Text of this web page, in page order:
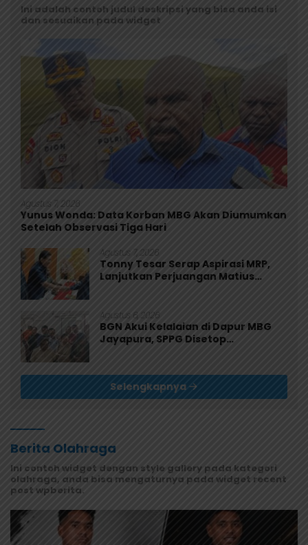
Ini adalah contoh judul deskripsi yang bisa anda isi
dan sesuaikan pada widget
Agustus 7, 2026
Yunus Wonda: Data Korban MBG Akan Diumumkan
Setelah Observasi Tiga Hari
Agustus 7, 2026
Tonny Tesar Serap Aspirasi MRP,
Lanjutkan Perjuangan Matius
Agustus 6, 2026
BGN Akui Kelalaian di Dapur MBG
Jayapura, SPPG Disetop
Selengkapnya
Berita Olahraga
Ini contoh widget dengan style gallery pada kategori
olahraga, anda bisa mengaturnya pada widget recent
post wpberita.